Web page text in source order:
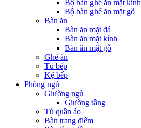
Bộ bàn ghế ăn mặt kính
Bộ bàn ghế ăn mặt gỗ
Bàn ăn
Bàn ăn mặt đá
Bàn ăn mặt kính
Bàn ăn mặt gỗ
Ghế ăn
Tủ bếp
Kệ bếp
Phòng ngủ
Giường ngủ
Giường tầng
Tủ quần áo
Bàn trang điểm